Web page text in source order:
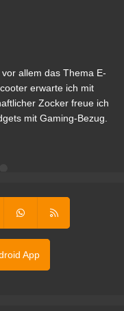
allem das Thema E-
erwarte ich mit
Zocker freue ich
mit Gaming-Bezug.
App